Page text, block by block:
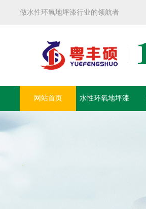
做水性环氧地坪漆行业的领航者
网站首页 水性环氧地坪漆